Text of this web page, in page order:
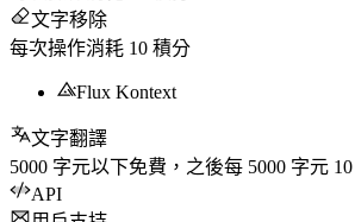
文字移除
每次操作消耗 10 積分
Flux Kontext
文字翻譯
5000 字元以下免費，之後每 5000 字元 10
API